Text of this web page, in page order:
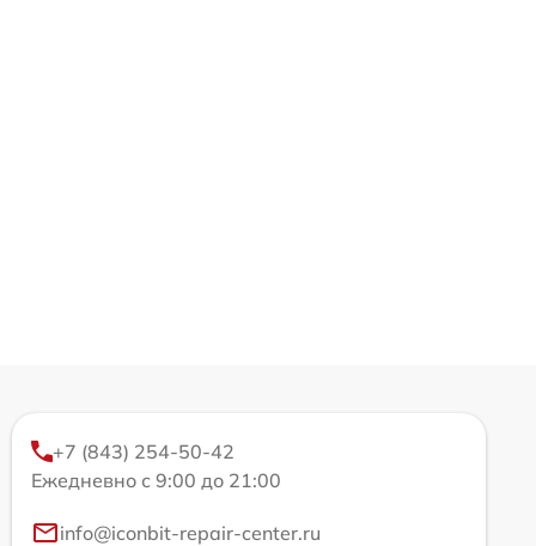
+7 (843) 254-50-42
Ежедневно с 9:00 до 21:00
info@iconbit-repair-center.ru